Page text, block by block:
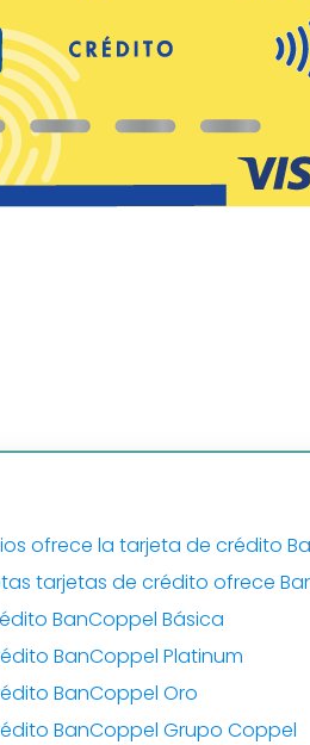
ofrece la tarjeta de crédito
tarjetas de crédito ofrece
BanCoppel Básica
BanCoppel Platinum
BanCoppel Oro
BanCoppel Grupo Coppel